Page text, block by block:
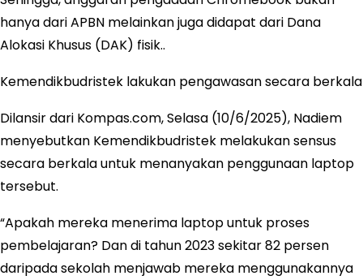
hanya dari APBN melainkan juga didapat dari Dana
Alokasi Khusus (DAK) fisik..
Kemendikbudristek lakukan pengawasan secara berkala
Dilansir dari Kompas.com, Selasa (10/6/2025), Nadiem
menyebutkan Kemendikbudristek melakukan sensus
secara berkala untuk menanyakan penggunaan laptop
tersebut.
“Apakah mereka menerima laptop untuk proses
pembelajaran? Dan di tahun 2023 sekitar 82 persen
daripada sekolah menjawab mereka menggunakannya